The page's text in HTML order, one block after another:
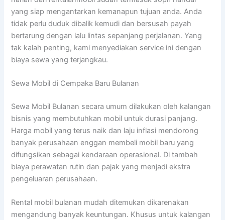
yang siap mengantarkan kemanapun tujuan anda. Anda
tidak perlu duduk dibalik kemudi dan bersusah payah
bertarung dengan lalu lintas sepanjang perjalanan. Yang
tak kalah penting, kami menyediakan service ini dengan
biaya sewa yang terjangkau.
Sewa Mobil di Cempaka Baru Bulanan
Sewa Mobil Bulanan secara umum dilakukan oleh kalangan
bisnis yang membutuhkan mobil untuk durasi panjang.
Harga mobil yang terus naik dan laju inflasi mendorong
banyak perusahaan enggan membeli mobil baru yang
difungsikan sebagai kendaraan operasional. Di tambah
biaya perawatan rutin dan pajak yang menjadi ekstra
pengeluaran perusahaan.
Rental mobil bulanan mudah ditemukan dikarenakan
mengandung banyak keuntungan. Khusus untuk kalangan